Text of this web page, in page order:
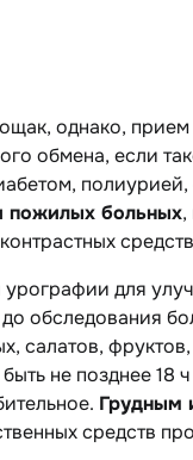
однако,
обмена, если
пожилых больных,
урографии для
обследования
салатов,
не позднее 18
Грудным
средств